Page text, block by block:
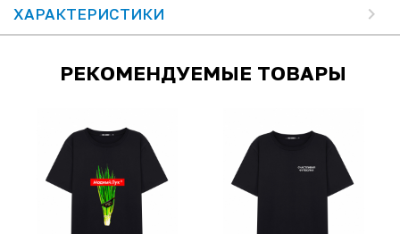
ХАРАКТЕРИСТИКИ
РЕКОМЕНДУЕМЫЕ ТОВАРЫ